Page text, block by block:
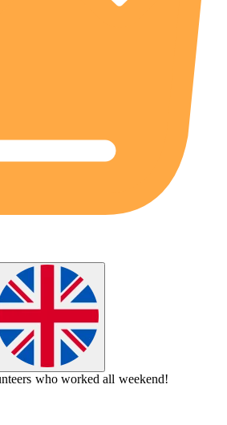
who worked all weekend!